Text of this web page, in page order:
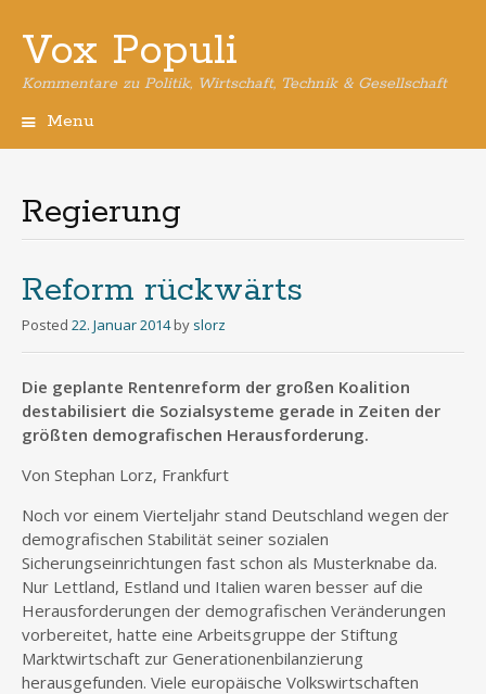
Vox Populi
Kommentare zu Politik, Wirtschaft, Technik & Gesellschaft
Menu
Regierung
Reform rückwärts
Posted 22. Januar 2014 by slorz
Die geplante Rentenreform der großen Koalition
destabilisiert die Sozialsysteme gerade in Zeiten der
größten demografischen Herausforderung.
Von Stephan Lorz, Frankfurt
Noch vor einem Vierteljahr stand Deutschland wegen der
demografischen Stabilität seiner sozialen
Sicherungseinrichtungen fast schon als Musterknabe da.
Nur Lettland, Estland und Italien waren besser auf die
Herausforderungen der demografischen Veränderungen
vorbereitet, hatte eine Arbeitsgruppe der Stiftung
Marktwirtschaft zur Generationenbilanzierung
herausgefunden. Viele europäische Volkswirtschaften